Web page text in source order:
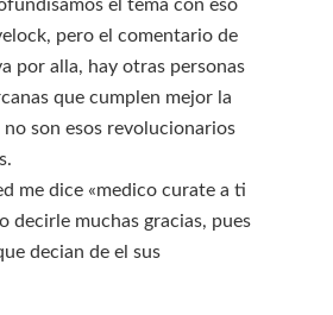
el tema con eso
pero el comentario de
por alla, hay otras personas
que cumplen mejor la
son esos revolucionarios
me dice «medico curate a ti
decirle muchas gracias, pues
decian de el sus